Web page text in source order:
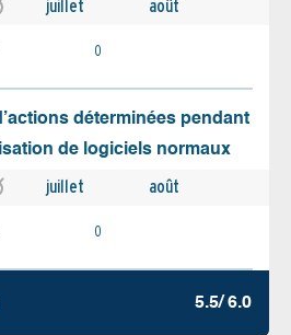
juillet août
0
déterminées pendant
de logiciels normaux
juillet août
0
5.5/ 6.0